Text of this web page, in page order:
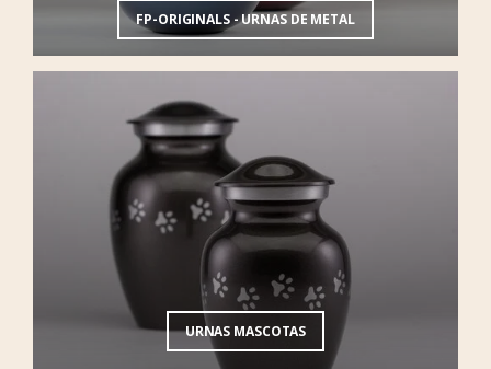
FP-ORIGINALS - URNAS DE METAL
URNAS MASCOTAS